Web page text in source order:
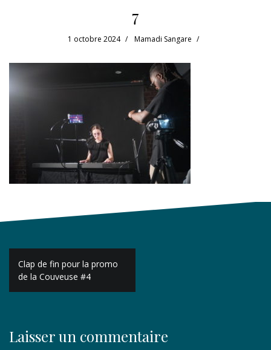
7
1 octobre 2024 Mamadi Sangare
Navigation
de
l’article
Clap de fin pour la promo
de la Couveuse #4
Laisser un commentaire